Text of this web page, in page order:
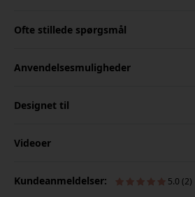
Ofte stillede spørgsmål
Anvendelsesmuligheder
Designet til
Videoer
Kundeanmeldelser: 5.0 (2)